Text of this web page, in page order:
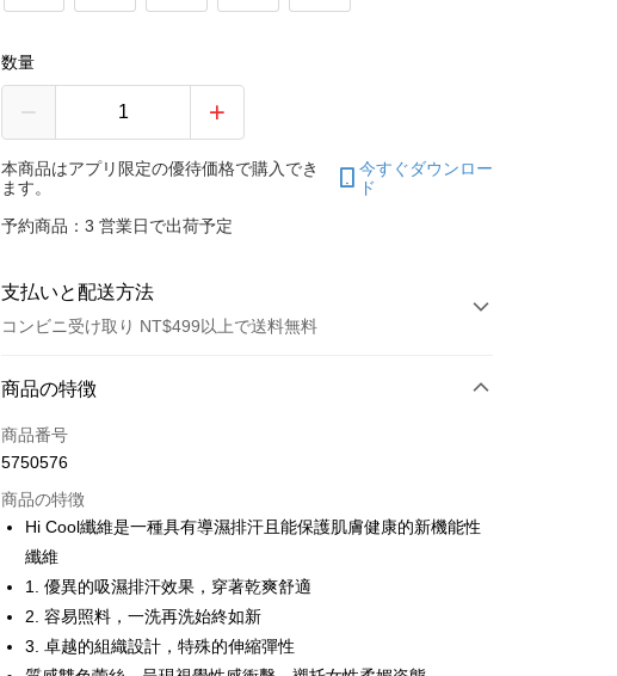
数量
本商品はアプリ限定の優待価格で購入でき
ます。
今すぐダウンロー
ド
予約商品：3 営業日で出荷予定
支払いと配送方法
コンビニ受け取り NT$499以上で送料無料
お支払い方法
クレジットカード1回払い
コンビニ店頭代金引換
LINE Pay
Apple Pay
JKOPAY
Easy Wallet
商品の特徴
商品番号
5750576
商品の特徴
Hi Cool纖維是一種具有導濕排汗且能保護肌膚健康的新機能性
纖維
1. 優異的吸濕排汗效果，穿著乾爽舒適
2. 容易照料，一洗再洗始終如新
3. 卓越的組織設計，特殊的伸縮彈性